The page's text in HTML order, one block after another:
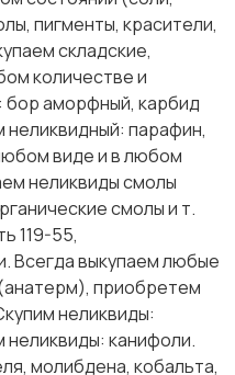
пигменты, красители,
складские,
количестве и
бор аморфный, карбид
парафин,
виде и в любом
неликвиды смолы
смолы и т.
119-55,
Всегда выкупаем любые
приобретем
неликвиды:
неликвиды: канифоли.
молибдена, кобальта,